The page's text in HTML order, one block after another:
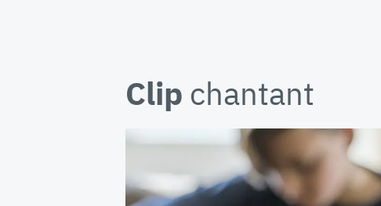
Clip chantant